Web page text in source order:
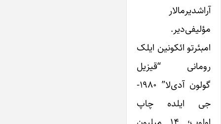
آراشدیرمالار
مؤلیفی‌دیر.
امبئرتو ائکونین ایلک
رومانی “قیزیل
گولون آدی‌لا” ۱۹۸۰-
جی ایلده چاپ